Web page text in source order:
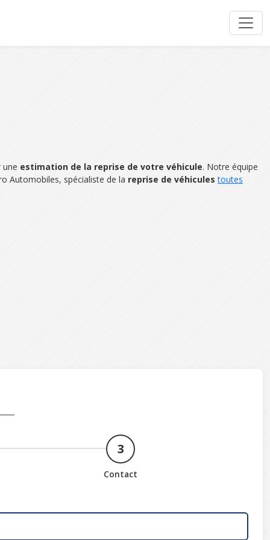
estimation de la reprise de votre véhicule. Notre équipe
Automobiles, spécialiste de la reprise de véhicules toutes
3
Contact